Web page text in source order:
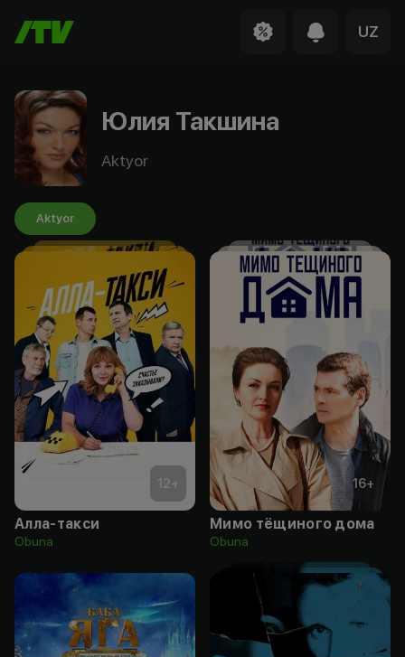
UZ
Юлия Такшина
Aktyor
Aktyor
12+
Алла-такси
Obuna
16+
Мимо тёщиного дома
Obuna